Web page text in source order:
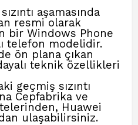
sızıntı aşamasında
resmi olarak
bir Windows Phone
telefon modelidir.
ön plana çıkan
teknik özellikleri
geçmiş sızıntı
Cepfabrika ve
Huawei
ulaşabilirsiniz.